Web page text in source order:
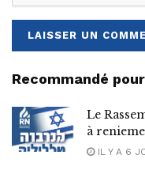
Recommandé
Le
à
IL Y A 6